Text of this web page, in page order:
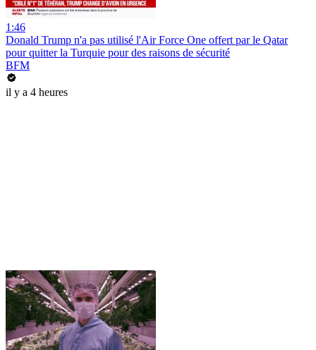
1:46
Donald Trump n'a pas utilisé l'Air Force One offert par le Qatar
pour quitter la Turquie pour des raisons de sécurité
BFM
il y a 4 heures